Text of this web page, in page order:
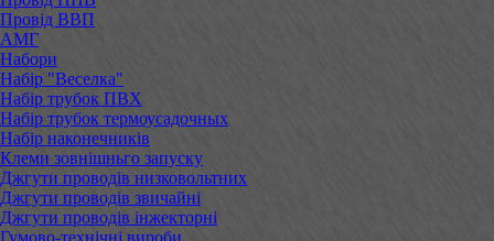
Провід ВВП
АМГ
Набори
Набір "Веселка"
Набір трубок ПВХ
Набір трубок термоусадочных
Набір наконечників
Клеми зовнішньго запуску
Джгути проводів низковольтних
Джгути проводів звичайні
Джгути проводів інжекторні
Гумово-технічні вироби